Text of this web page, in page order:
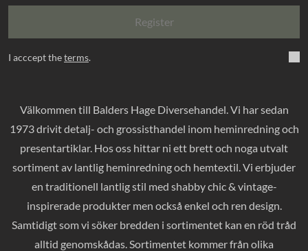
Register
I acccept theterms.
Välkommen till Balders Hage Diversehandel. Vi har sedan
1973 drivit detalj- och grossisthandel inom heminredning och
presentartiklar. Hos oss hittar ni ett brett och noga utvalt
sortiment av lantlig heminredning och hemtextil. Vi erbjuder
en traditionell lantlig stil med shabby chic & vintage-
inspirerade produkter men också enkel och ren design.
Samtidigt som vi söker bredden i sortimentet kan en röd tråd
alltid genomskådas. Sortimentet kommer från olika